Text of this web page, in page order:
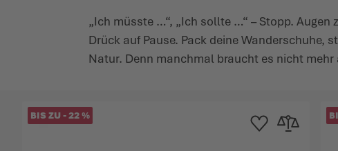
„Ich müsste …“, „Ich sollte …“ – Stopp.
Drück auf Pause. Pack deine Wanderschuhe,
Natur. Denn manchmal braucht es nicht
BIS ZU -22%
Zur Wunschliste
Zur